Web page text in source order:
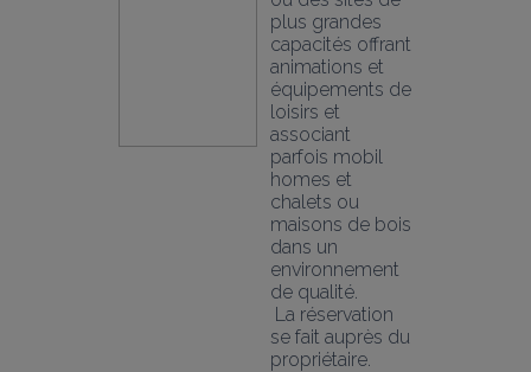
plus grandes
capacités offrant
animations et
équipements de
loisirs et
associant
parfois mobil
homes et
chalets ou
maisons de bois
dans un
environnement
de qualité.
se fait auprès du
propriétaire.